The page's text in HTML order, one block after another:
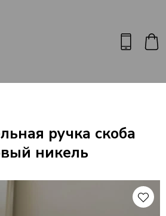
ручка скоба
никель